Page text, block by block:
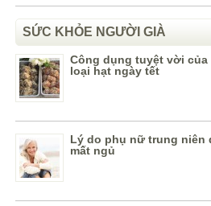
SỨC KHỎE NGƯỜI GIÀ
Công dụng tuyệt vời của
loại hạt ngày tết
Lý do phụ nữ trung niên
mất ngủ